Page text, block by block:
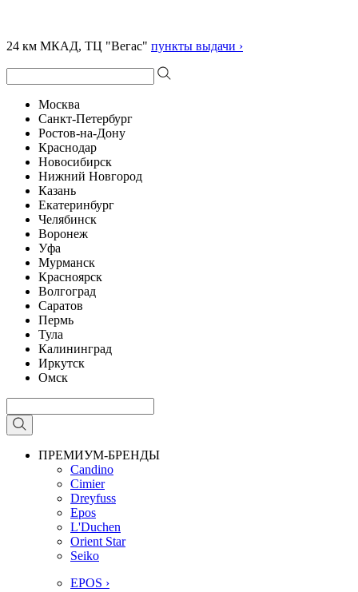
24 км МКАД, ТЦ "Вегас" пункты выдачи ›
Москва
Санкт-Петербург
Ростов-на-Дону
Краснодар
Новосибирск
Нижний Новгород
Казань
Екатеринбург
Челябинск
Воронеж
Уфа
Мурманск
Красноярск
Волгоград
Саратов
Пермь
Тула
Калининград
Иркутск
Омск
ПРЕМИУМ-БРЕНДЫ
Candino
Cimier
Dreyfuss
Epos
L'Duchen
Orient Star
Seiko
EPOS ›